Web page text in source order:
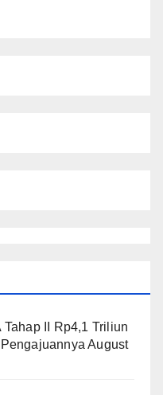
II Rp4,1 Triliun
August